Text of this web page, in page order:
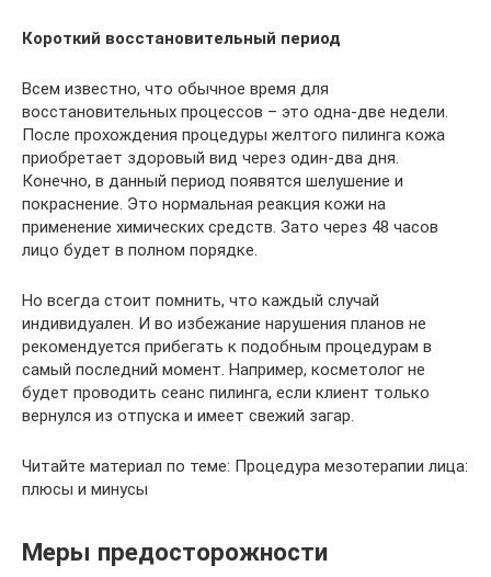
Короткий восстановительный период
Всем известно, что обычное время для
восстановительных процессов – это одна-две недели.
После прохождения процедуры желтого пилинга кожа
приобретает здоровый вид через один-два дня.
Конечно, в данный период появятся шелушение и
покраснение. Это нормальная реакция кожи на
применение химических средств. Зато через 48 часов
лицо будет в полном порядке.
Но всегда стоит помнить, что каждый случай
индивидуален. И во избежание нарушения планов не
рекомендуется прибегать к подобным процедурам в
самый последний момент. Например, косметолог не
будет проводить сеанс пилинга, если клиент только
вернулся из отпуска и имеет свежий загар.
Читайте материал по теме: Процедура мезотерапии лица:
плюсы и минусы
Меры предосторожности